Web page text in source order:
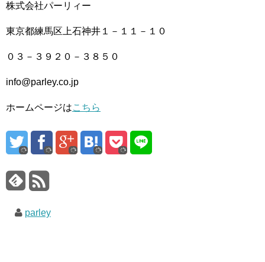
株式会社パーリィー
東京都練馬区上石神井１－１１－１０
０３－３９２０－３８５０
info@parley.co.jp
ホームページはこちら
parley